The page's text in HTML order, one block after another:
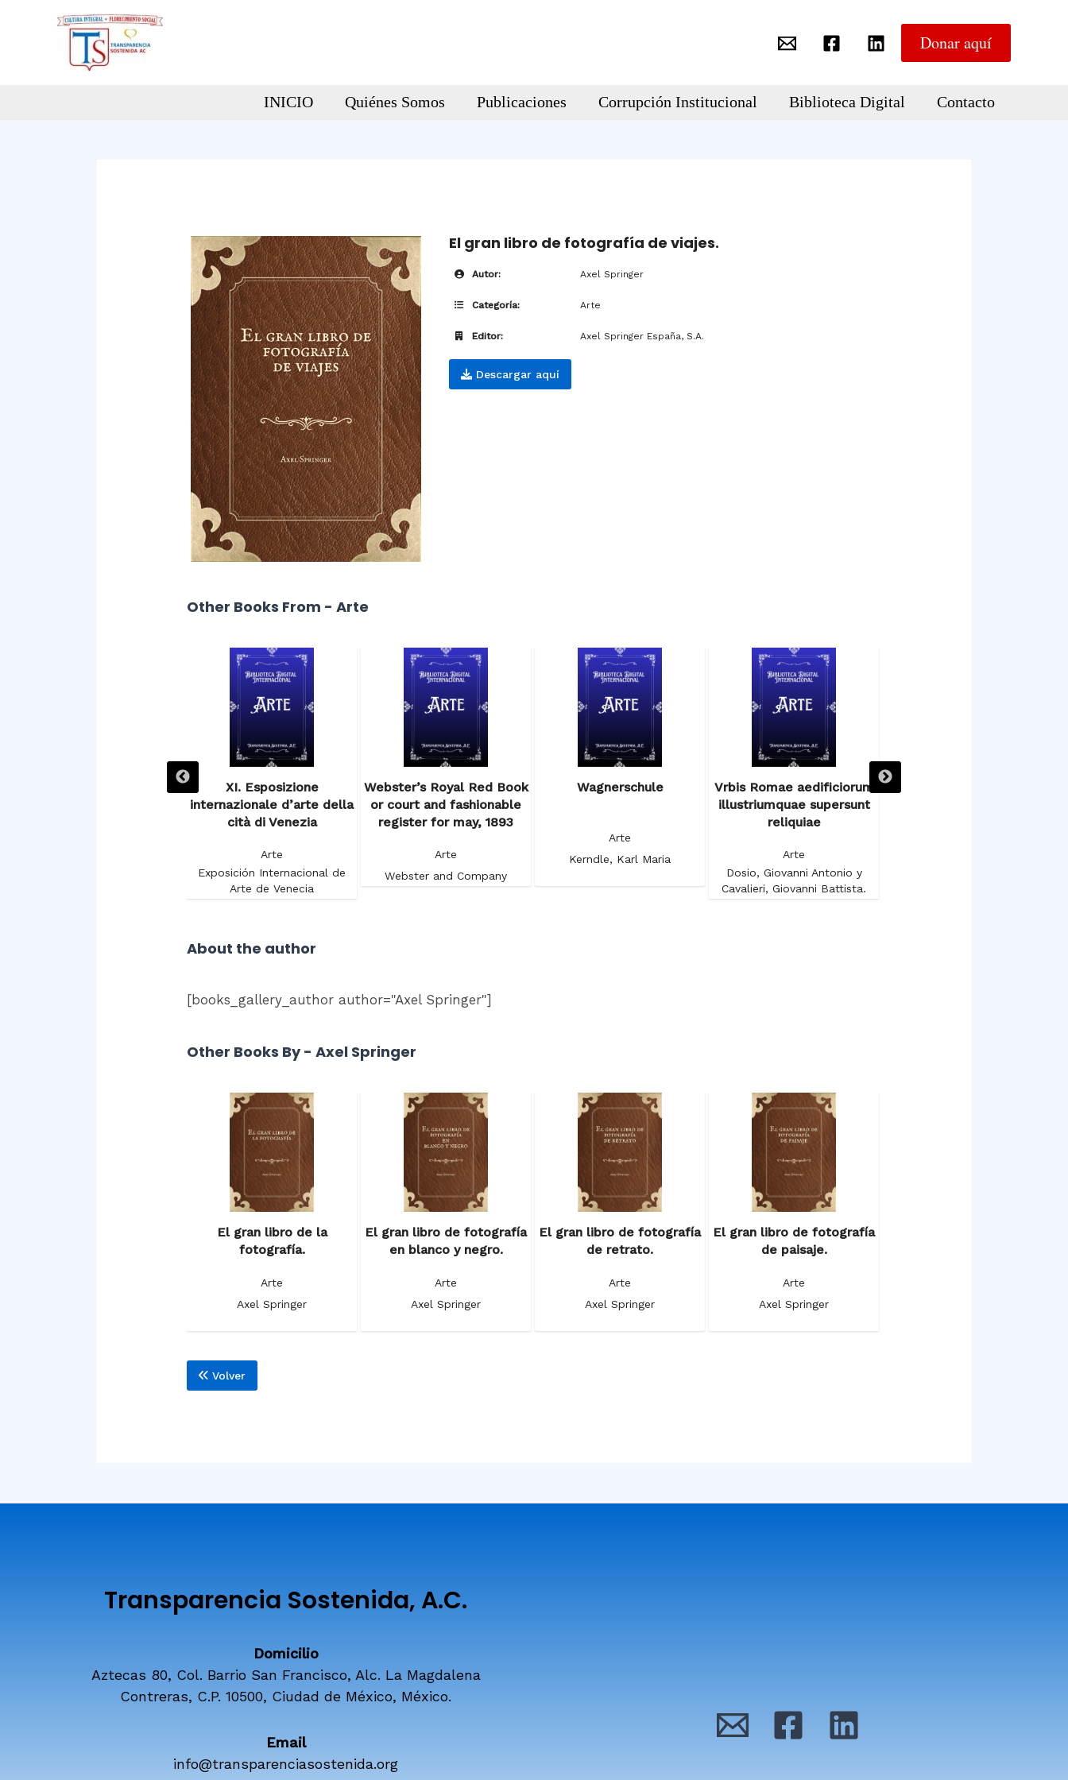
Donar aquí
INICIO Quiénes Somos Publicaciones Corrupción Institucional Biblioteca Digital Contacto
El gran libro de fotografía de viajes.
Autor: Axel Springer
Categoría: Arte
Editor: Axel Springer España, S.A.
Descargar aquí
Other Books From - Arte
XI. Esposizione
internazionale d’arte della
cità di Venezia
Arte
Exposición Internacional de
Arte de Venecia
Webster’s Royal Red Book
or court and fashionable
register for may, 1893
Arte
Webster and Company
Wagnerschule
Arte
Kerndle, Karl Maria
Vrbis Romae aedificiorum
illustriumquae supersunt
reliquiae
Arte
Dosio, Giovanni Antonio y
Cavalieri, Giovanni Battista.
Voyage autour du Salon
About the author
[books_gallery_author author="Axel Springer"]
Other Books By - Axel Springer
El gran libro de la
fotografía.
Arte
Axel Springer
El gran libro de fotografía
en blanco y negro.
Arte
Axel Springer
El gran libro de fotografía
de retrato.
Arte
Axel Springer
El gran libro de fotografía
de paisaje.
Arte
Axel Springer
Volver
Transparencia Sostenida, A.C.
Domicilio
Aztecas 80, Col. Barrio San Francisco, Alc. La Magdalena
Contreras, C.P. 10500, Ciudad de México, México.
Email
info@transparenciasostenida.org